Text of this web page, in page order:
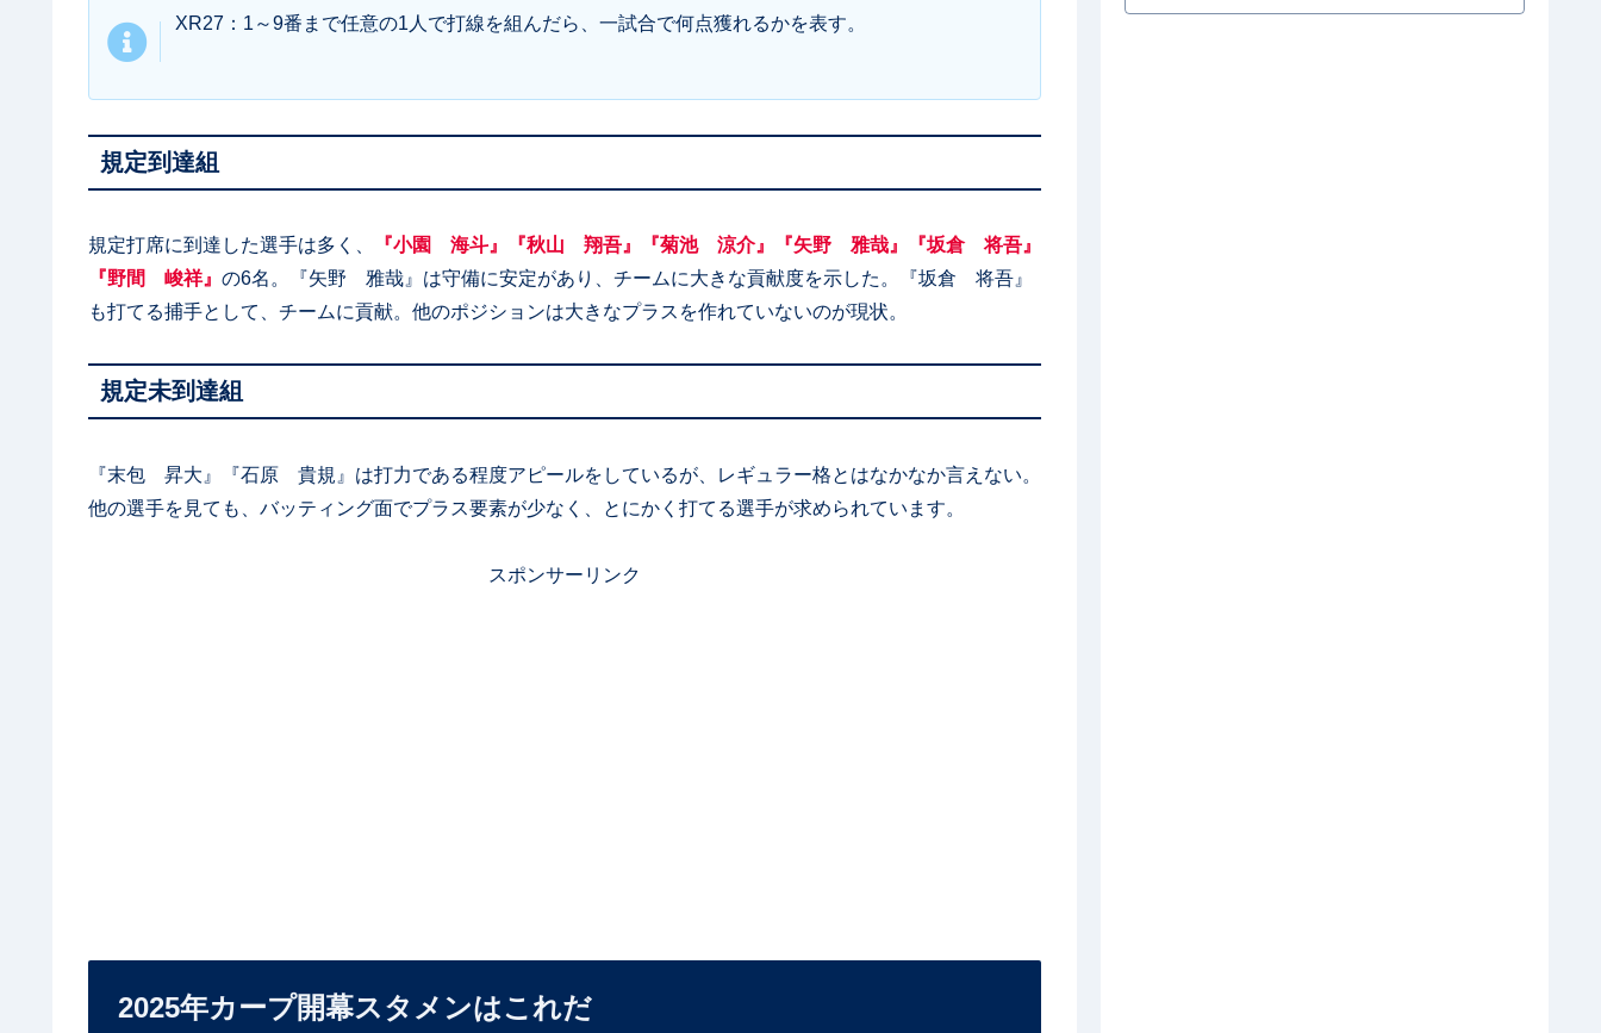
XR27：1～9番まで任意の1人で打線を組んだら、一試合で何点獲れるかを表す。
規定到達組
規定打席に到達した選手は多く、
『小園 海斗』『秋山 翔吾』『菊池 涼介』『矢野 雅哉』『坂倉 将吾』
『野間 峻祥』 の6名。『矢野 雅哉』は守備に安定があり、チームに大きな貢献度を示した。『坂倉 将吾』
も打てる捕手として、チームに貢献。他のポジションは大きなプラスを作れていないのが現状。
規定未到達組
『末包 昇大』『石原 貴規』は打力である程度アピールをしているが、レギュラー格とはなかなか言えない。
他の選手を見ても、バッティング面でプラス要素が少なく、とにかく打てる選手が求められています。
スポンサーリンク
2025年カープ開幕スタメンはこれだ